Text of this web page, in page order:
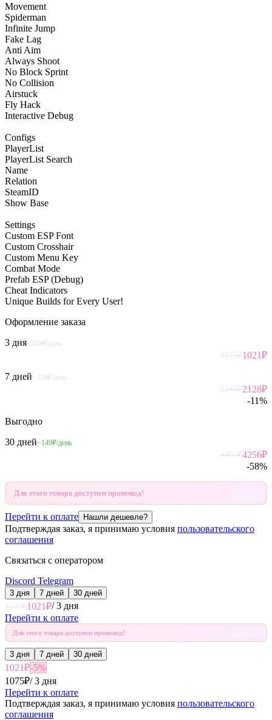
Movement
Spiderman
Infinite Jump
Fake Lag
Anti Aim
Always Shoot
No Block Sprint
No Collision
Airstuck
Fly Hack
Interactive Debug
Configs
PlayerList
PlayerList Search
Name
Relation
SteamID
Show Base
Settings
Custom ESP Font
Custom Crosshair
Custom Menu Key
Combat Mode
Prefab ESP (Debug)
Cheat Indicators
Unique Builds for Every User!
Оформление заказа
3 дня~358₽/день
1075₽1021₽
7 дней~320₽/день
2240₽2128₽
-11%
Выгодно
30 дней~149₽/день
4480₽4256₽
-58%
Для этого товара доступен промокод!
Перейти к оплате Нашли дешевле?
Подтверждая заказ, я принимаю условия пользовательского
соглашения
Связаться с оператором
Discord Telegram
3 дня 7 дней
30 дней
1075₽1021₽/3 дня
Перейти к оплате
Для этого товара доступен промокод!
3 дня 7 дней 30 дней
1021₽-5%
1075₽/3 дня
Перейти к оплате
Подтверждая заказ, я принимаю условия пользовательского
соглашения